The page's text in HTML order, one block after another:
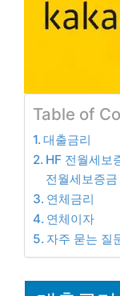
Table of
대출금리
HF 전월세보
전월세보증
연체금리
연체이자
자주 묻는 질